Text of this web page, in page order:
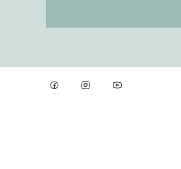
FacebookInstagramYouTube